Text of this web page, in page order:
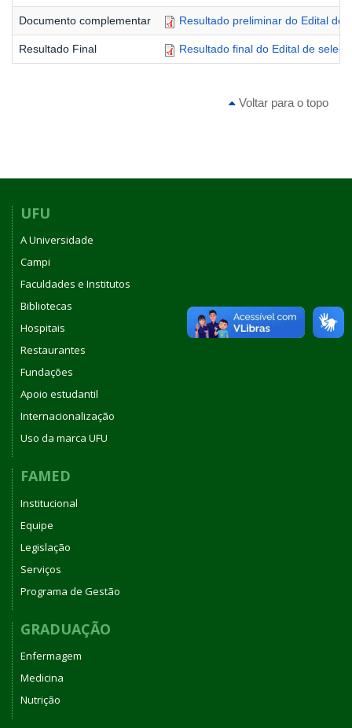
Documento complementar Resultado preliminar do Edital de
Resultado Final Resultado final do Edital de
Voltar para o topo
UFU
A Universidade
Campi
Faculdades e Institutos
Bibliotecas
Hospitais
Restaurantes
Fundações
Apoio estudantil
Internacionalização
Uso da marca UFU
FAMED
Institucional
Equipe
Legislação
Serviços
Programa de Gestão
GRADUAÇÃO
Enfermagem
Medicina
Nutrição